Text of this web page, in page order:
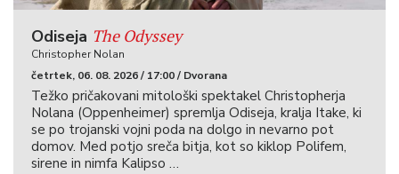
Odiseja The Odyssey
Christopher Nolan
četrtek, 06. 08. 2026 / 17:00 / Dvorana
Težko pričakovani mitološki spektakel Christopherja
Nolana (Oppenheimer) spremlja Odiseja, kralja Itake, ki
se po trojanski vojni poda na dolgo in nevarno pot
domov. Med potjo sreča bitja, kot so kiklop Polifem,
sirene in nimfa Kalipso …